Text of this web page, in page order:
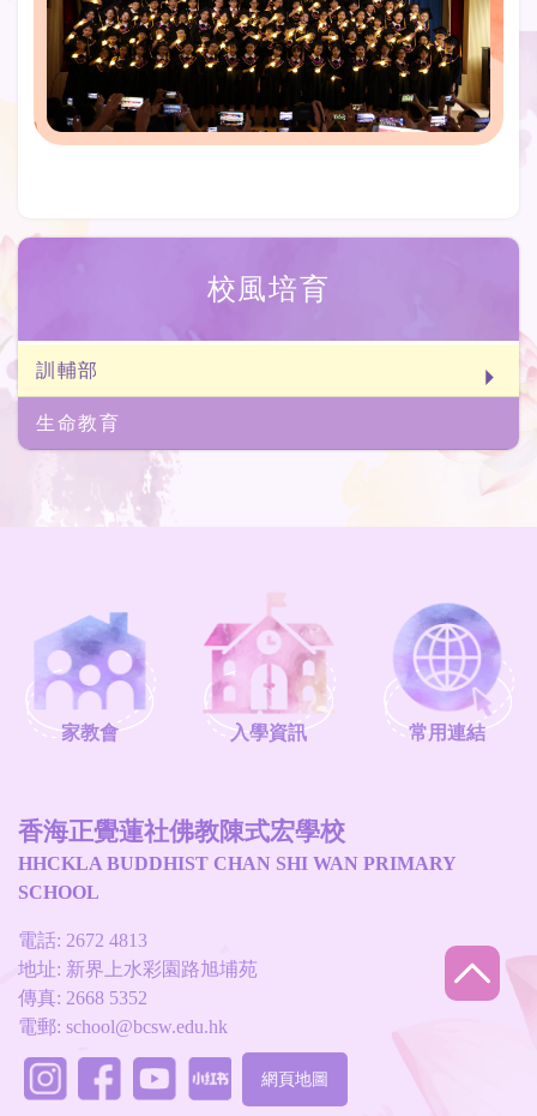
校風培育
訓輔部
生命教育
家教會 入學資訊 常用連結
香海正覺蓮社佛教陳式宏學校
HHCKLA BUDDHIST CHAN SHI WAN PRIMARY
SCHOOL
電話: 2672 4813
地址: 新界上水彩園路旭埔苑
傳真: 2668 5352
電郵: school@bcsw.edu.hk
網頁地圖